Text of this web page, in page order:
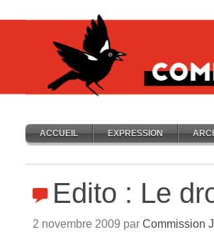
ACCUEIL EXPRESSION
Edito : Le
2 novembre 2009 par Commission